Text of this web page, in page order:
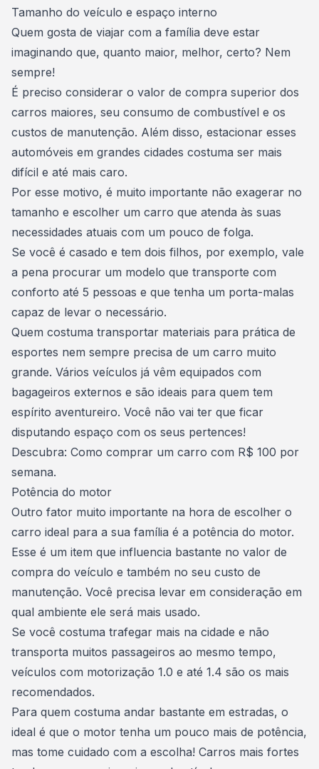
Tamanho do veículo e espaço interno
Quem gosta de viajar com a família deve estar
imaginando que, quanto maior, melhor, certo? Nem
sempre!
É preciso considerar o valor de compra superior dos
carros maiores, seu consumo de combustível e os
custos de manutenção. Além disso, estacionar esses
automóveis em grandes cidades costuma ser mais
difícil e até mais caro.
Por esse motivo, é muito importante não exagerar no
tamanho e escolher um carro que atenda às suas
necessidades atuais com um pouco de folga.
Se você é casado e tem dois filhos, por exemplo, vale
a pena procurar um modelo que transporte com
conforto até 5 pessoas e que tenha um porta-malas
capaz de levar o necessário.
Quem costuma transportar materiais para prática de
esportes nem sempre precisa de um carro muito
grande. Vários veículos já vêm equipados com
bagageiros externos e são ideais para quem tem
espírito aventureiro. Você não vai ter que ficar
disputando espaço com os seus pertences!
Descubra: Como comprar um carro com R$ 100 por
semana.
Potência do motor
Outro fator muito importante na hora de escolher o
carro ideal para a sua família é a potência do motor.
Esse é um item que influencia bastante no valor de
compra do veículo e também no seu custo de
manutenção. Você precisa levar em consideração em
qual ambiente ele será mais usado.
Se você costuma trafegar mais na cidade e não
transporta muitos passageiros ao mesmo tempo,
veículos com motorização 1.0 e até 1.4 são os mais
recomendados.
Para quem costuma andar bastante em estradas, o
ideal é que o motor tenha um pouco mais de potência,
mas tome cuidado com a escolha! Carros mais fortes